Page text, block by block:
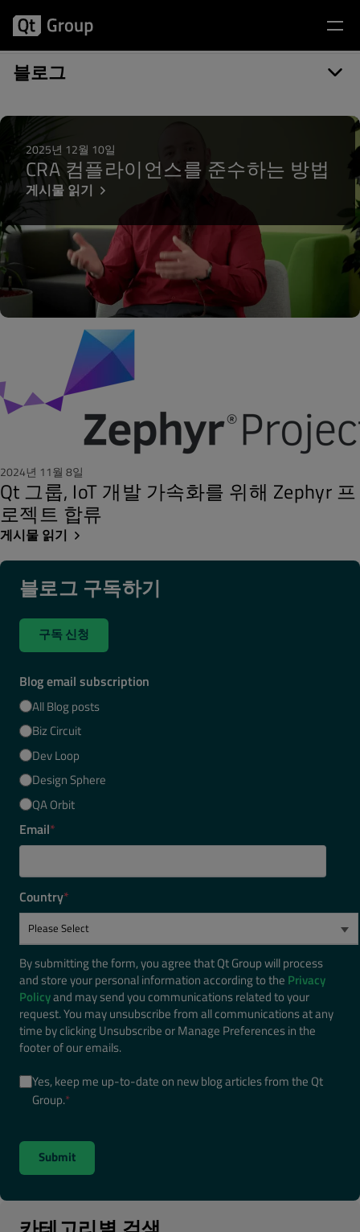
블로그
게시물 카테고리: Zephyr
2025년 12월 10일
CRA 컴플라이언스를 준수하는 방법
게시물 읽기
2024년 11월 8일
Qt 그룹, IoT 개발 가속화를 위해 Zephyr 프
로젝트 합류
게시물 읽기
블로그 구독하기
구독 신청
Blog email subscription
All Blog posts
Biz Circuit
Dev Loop
Design Sphere
QA Orbit
Email*
Country*
By submitting the form, you agree that Qt Group will process
and store your personal information according to the Privacy
Policyand may send you communications related to your
request. You may unsubscribe from all communications at any
time by clicking Unsubscribe or Manage Preferences in the
footer of our emails.
Yes, keep me up-to-date on new blog articles from the Qt
Group.*